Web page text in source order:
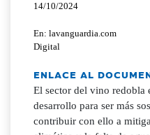
14/10/2024
En: lavanguardia.com
Digital
ENLACE AL
El sector del vino redobla
desarrollo para ser más
contribuir con ello a